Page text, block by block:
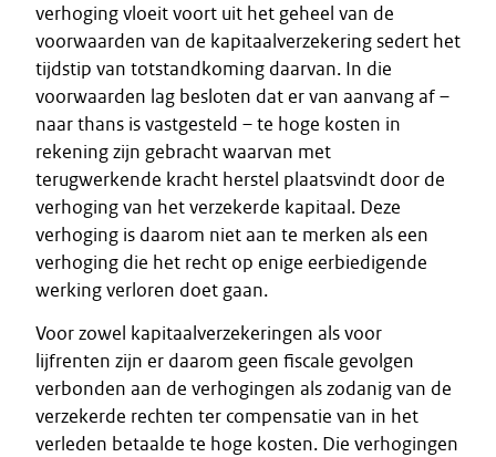
verhoging vloeit voort uit het geheel van de
voorwaarden van de kapitaalverzekering sedert het
tijdstip van totstandkoming daarvan. In die
voorwaarden lag besloten dat er van aanvang af –
naar thans is vastgesteld – te hoge kosten in
rekening zijn gebracht waarvan met
terugwerkende kracht herstel plaatsvindt door de
verhoging van het verzekerde kapitaal. Deze
verhoging is daarom niet aan te merken als een
verhoging die het recht op enige eerbiedigende
werking verloren doet gaan.
Voor zowel kapitaalverzekeringen als voor
lijfrenten zijn er daarom geen fiscale gevolgen
verbonden aan de verhogingen als zodanig van de
verzekerde rechten ter compensatie van in het
verleden betaalde te hoge kosten. Die verhogingen